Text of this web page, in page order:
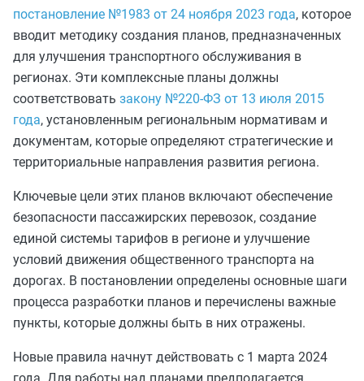
постановление №1983 от 24 ноября 2023 года, которое
вводит методику создания планов, предназначенных
для улучшения транспортного обслуживания в
регионах. Эти комплексные планы должны
соответствовать закону №220-ФЗ от 13 июля 2015
года, установленным региональным нормативам и
документам, которые определяют стратегические и
территориальные направления развития региона.
Ключевые цели этих планов включают обеспечение
безопасности пассажирских перевозок, создание
единой системы тарифов в регионе и улучшение
условий движения общественного транспорта на
дорогах. В постановлении определены основные шаги
процесса разработки планов и перечислены важные
пункты, которые должны быть в них отражены.
Новые правила начнут действовать с 1 марта 2024